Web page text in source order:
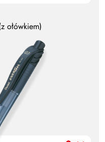
ołówkiem)